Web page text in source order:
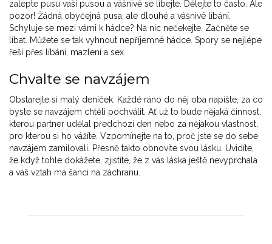
zalepte pusu vaši pusou a vášnivě se líbejte. Dělejte to často. Ale
pozor! Žádná obyčejná pusa, ale dlouhé a vášnivé líbání.
Schyluje se mezi vámi k hádce? Na nic nečekejte. Začněte se
líbat. Můžete se tak vyhnout nepříjemné hádce. Spory se nejlépe
řeší přes líbání, mazlení a sex.
Chvalte se navzájem
Obstarejte si malý deníček. Každé ráno do něj oba napište, za co
byste se navzájem chtěli pochválit. Ať už to bude nějaká činnost,
kterou partner udělal předchozí den nebo za nějakou vlastnost,
pro kterou si ho vážíte. Vzpomínejte na to, proč jste se do sebe
navzájem zamilovali. Přesně takto obnovíte svou lásku. Uvidíte,
že když tohle dokážete, zjistíte, že z vás láska ještě nevyprchala
a váš vztah má šanci na záchranu.